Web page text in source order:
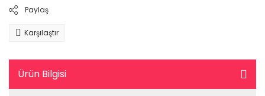
Paylaş
Karşılaştır
Ürün Bilgisi